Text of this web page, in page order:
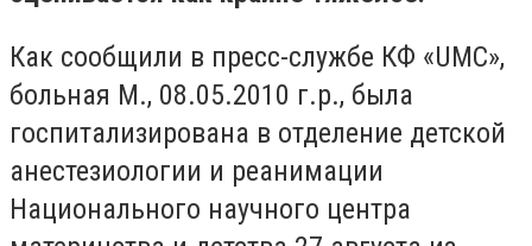
Как сообщили в пресс-службе КФ «UMC»,
больная М., 08.05.2010 г.р., была
госпитализирована в отделение детской
анестезиологии и реанимации
Национального научного центра